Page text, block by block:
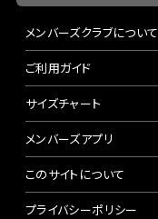
メンバーズクラブについて
ご利用ガイド
サイズチャート
メンバーズアプリ
このサイトについて
プライバシーポリシー